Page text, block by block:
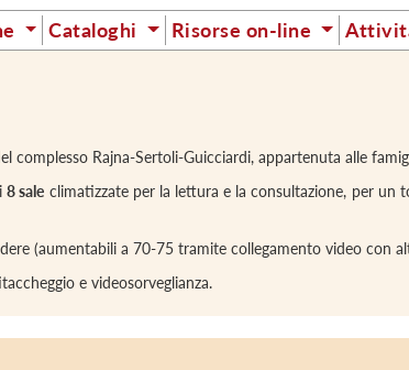
Cataloghi Risorse on-line
complesso Rajna-Sertoli-Guicciardi, appartenuta alle
8 sale climatizzate per la lettura e la consultazione, per un
(aumentabili a 70-75 tramite collegamento video con
e videosorveglianza.